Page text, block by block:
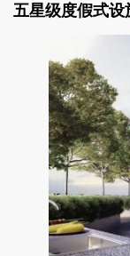
五星级度假式